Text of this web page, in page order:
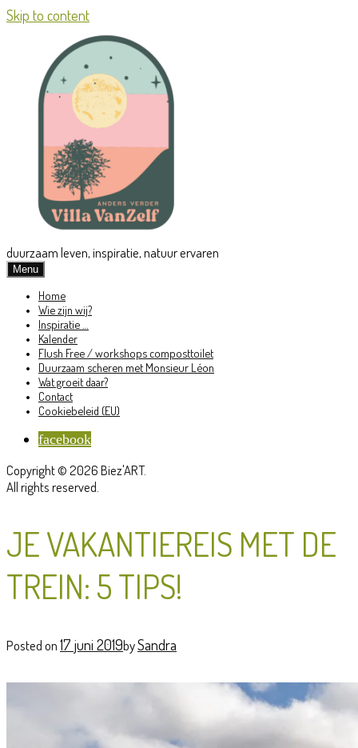
Skip to content
duurzaam leven, inspiratie, natuur ervaren
Menu
Home
Wie zijn wij?
Inspiratie …
Kalender
Flush Free / workshops composttoilet
Duurzaam scheren met Monsieur Léon
Wat groeit daar?
Contact
Cookiebeleid (EU)
facebook
Copyright © 2026 Biez'ART.
All rights reserved.
JE VAKANTIEREIS MET DE
TREIN: 5 TIPS!
Posted on17 juni 2019bySandra